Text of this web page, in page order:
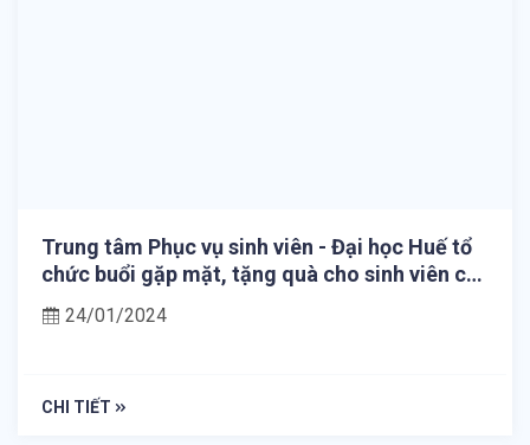
Trung tâm Phục vụ sinh viên - Đại học Huế tổ
chức buổi gặp mặt, tặng quà cho sinh viên có
hoàn cảnh khó khăn
24/01/2024
CHI TIẾT